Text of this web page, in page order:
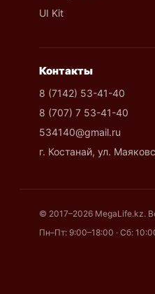
UI Kit
Контакты
8 (7142) 53-41-40
8 (707) 7 53-41-40
534140@gmail.ru
г. Костанай, ул.
© 2017–2026 MegaLife.kz.
Пн–Пт: 9:00–18:00 · Сб: